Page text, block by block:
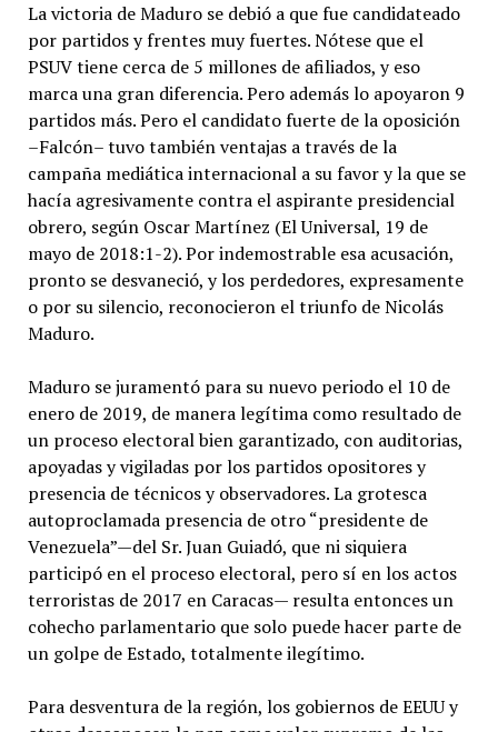
La victoria de Maduro se debió a que fue candidateado
por partidos y frentes muy fuertes. Nótese que el
PSUV tiene cerca de 5 millones de afiliados, y eso
marca una gran diferencia. Pero además lo apoyaron 9
partidos más. Pero el candidato fuerte de la oposición
–Falcón– tuvo también ventajas a través de la
campaña mediática internacional a su favor y la que se
hacía agresivamente contra el aspirante presidencial
obrero, según Oscar Martínez (El Universal, 19 de
mayo de 2018:1-2). Por indemostrable esa acusación,
pronto se desvaneció, y los perdedores, expresamente
o por su silencio, reconocieron el triunfo de Nicolás
Maduro.
Maduro se juramentó para su nuevo periodo el 10 de
enero de 2019, de manera legítima como resultado de
un proceso electoral bien garantizado, con auditorias,
apoyadas y vigiladas por los partidos opositores y
presencia de técnicos y observadores. La grotesca
autoproclamada presencia de otro “presidente de
Venezuela”—del Sr. Juan Guiadó, que ni siquiera
participó en el proceso electoral, pero sí en los actos
terroristas de 2017 en Caracas— resulta entonces un
cohecho parlamentario que solo puede hacer parte de
un golpe de Estado, totalmente ilegítimo.
Para desventura de la región, los gobiernos de EEUU y